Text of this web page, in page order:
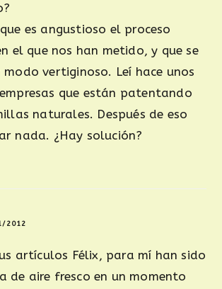
es angustioso el proceso
el que nos han metido, y que se
modo vertiginoso. Leí hace unos
que están patentando
naturales. Después de eso
nada. ¿Hay solución?
2012
artículos Félix, para mí han sido
de aire fresco en un momento